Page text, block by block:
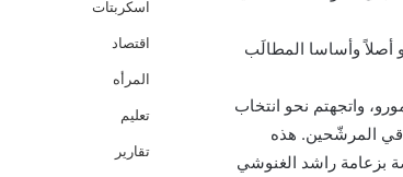
أصلاً وأساسا المطالَب
مورو، واتجهتم نحو انتخاب
المرشّحين. هذه
بزعامة راشد الغنوشي
اسكربتات
اقتصاد
المرأه
تعليم
تقارير